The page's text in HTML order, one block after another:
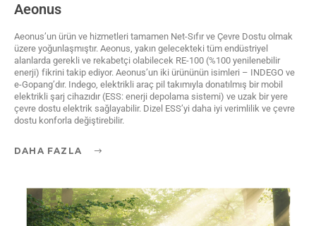
Aeonus
Aeonus’un ürün ve hizmetleri tamamen Net-Sıfır ve Çevre Dostu olmak
üzere yoğunlaşmıştır. Aeonus, yakın gelecekteki tüm endüstriyel
alanlarda gerekli ve rekabetçi olabilecek RE-100 (%100 yenilenebilir
enerji) fikrini takip ediyor. Aeonus’un iki ürününün isimleri – INDEGO ve
e-Gopang’dır. Indego, elektrikli araç pil takımıyla donatılmış bir mobil
elektrikli şarj cihazıdır (ESS: enerji depolama sistemi) ve uzak bir yere
çevre dostu elektrik sağlayabilir. Dizel ESS’yi daha iyi verimlilik ve çevre
dostu konforla değiştirebilir.
DAHA FAZLA